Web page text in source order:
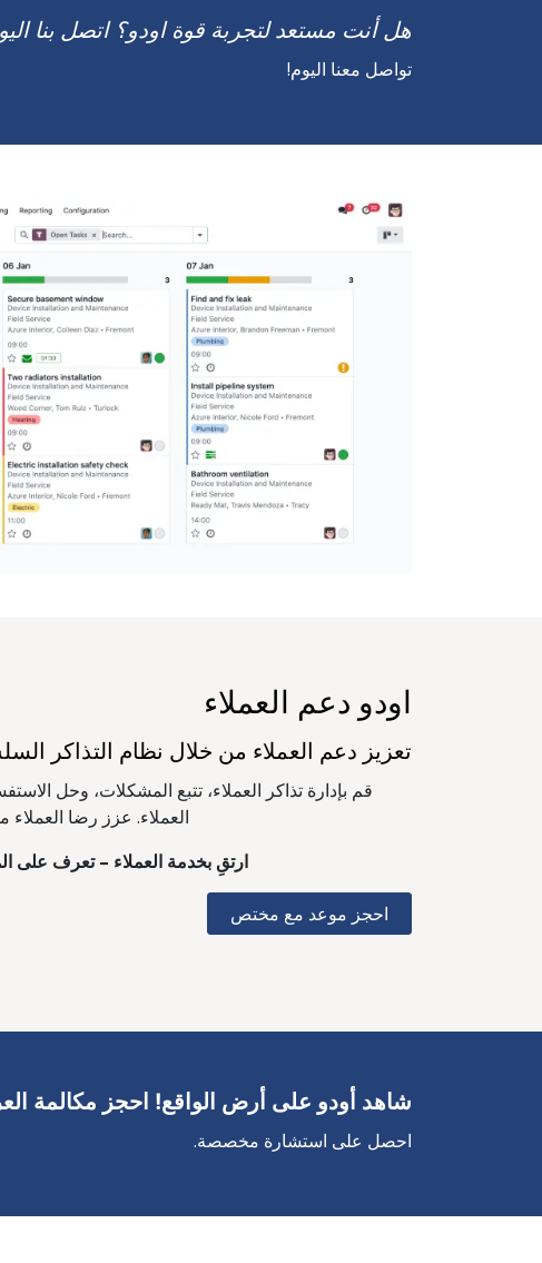
هل أنت مستعد لتجربة قوة اودو؟ اتصل
تواصل معنا اليوم!
اودو دعم العملاء
تعزيز دعم العملاء من خلال نظام التذاكر
قم بإدارة تذاكر العملاء، تتبع المشكلات، وحل
العملاء. عزز رضا
ارتقِ بخدمة العملاء – تعرف على
احجز موعد مع مختص
شاهد أودو على أرض الواقع! احجز مكالمة
احصل على استشارة مخصصة.